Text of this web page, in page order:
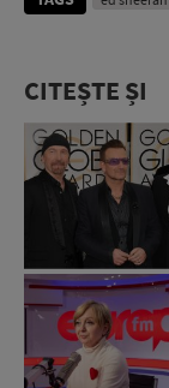
CITEȘTE ȘI